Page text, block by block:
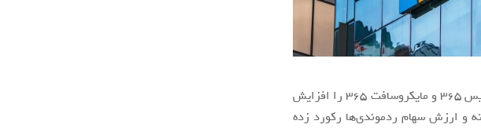
مایکروسافت از سال آینده میلادی قیمت سرویس‌های ابری آفیس ۳۶۵ و مایکروسافت ۳۶۵ را افزایش
و ارزش سهام ردموندی‌ها رکورد زده